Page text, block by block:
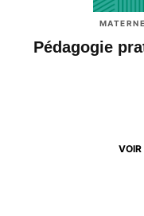
Pédagogie